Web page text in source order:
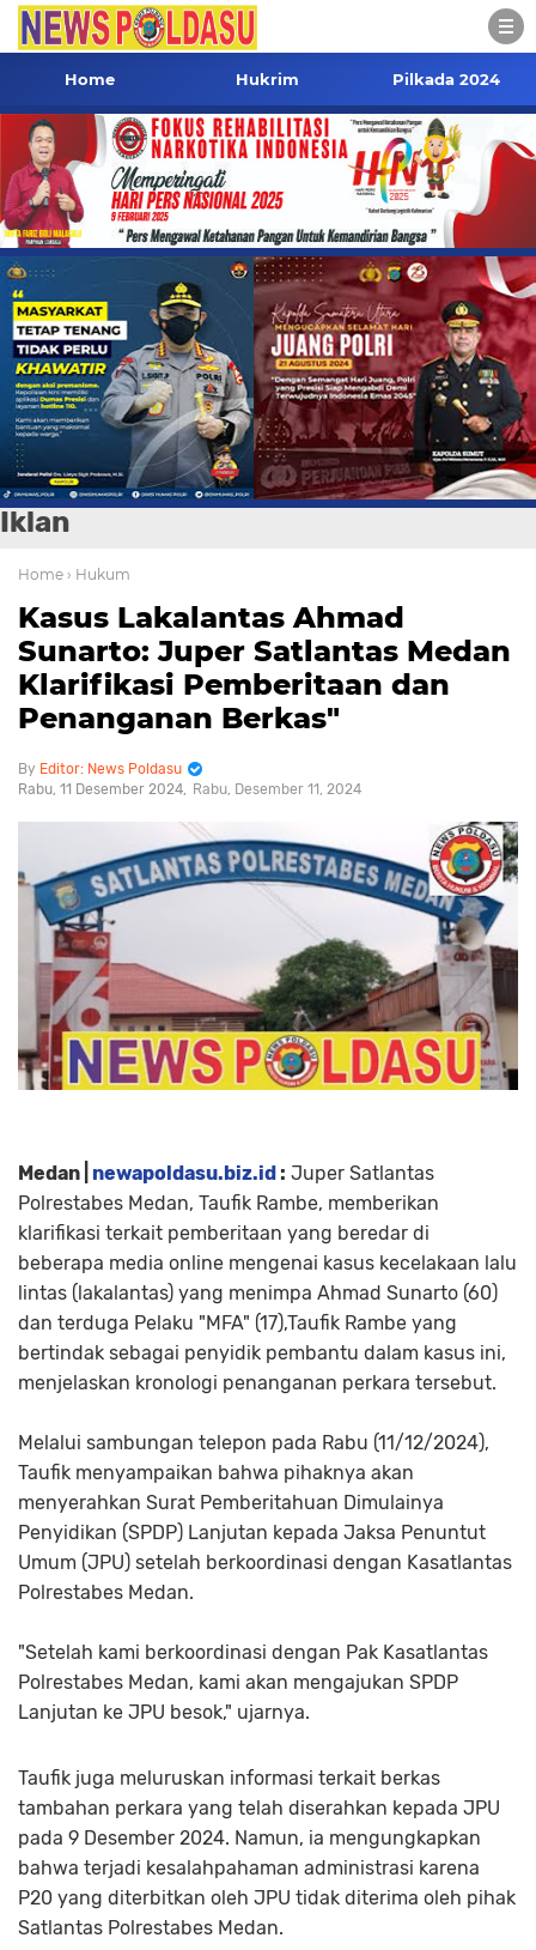
Home Hukrim Pilkada 2024
Iklan
Home › Hukum
Kasus Lakalantas Ahmad
Sunarto: Juper Satlantas Medan
Klarifikasi Pemberitaan dan
Penanganan Berkas"
Editor: News Poldasu
Rabu, 11 Desember 2024
Rabu, Desember 11, 2024
Medan | newapoldasu.biz.id : Juper Satlantas
Polrestabes Medan, Taufik Rambe, memberikan
klarifikasi terkait pemberitaan yang beredar di
beberapa media online mengenai kasus kecelakaan lalu
lintas (lakalantas) yang menimpa Ahmad Sunarto (60)
dan terduga Pelaku "MFA" (17),Taufik Rambe yang
bertindak sebagai penyidik pembantu dalam kasus ini,
menjelaskan kronologi penanganan perkara tersebut.
Melalui sambungan telepon pada Rabu (11/12/2024),
Taufik menyampaikan bahwa pihaknya akan
menyerahkan Surat Pemberitahuan Dimulainya
Penyidikan (SPDP) Lanjutan kepada Jaksa Penuntut
Umum (JPU) setelah berkoordinasi dengan Kasatlantas
Polrestabes Medan.
"Setelah kami berkoordinasi dengan Pak Kasatlantas
Polrestabes Medan, kami akan mengajukan SPDP
Lanjutan ke JPU besok," ujarnya.
Taufik juga meluruskan informasi terkait berkas
tambahan perkara yang telah diserahkan kepada JPU
pada 9 Desember 2024. Namun, ia mengungkapkan
bahwa terjadi kesalahpahaman administrasi karena
P20 yang diterbitkan oleh JPU tidak diterima oleh pihak
Satlantas Polrestabes Medan.